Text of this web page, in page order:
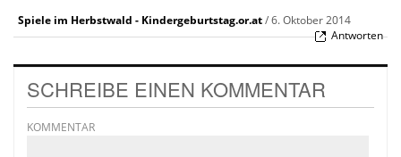
Spiele im Herbstwald - Kindergeburtstag.or.at/6. Oktober 2014
Antworten
SCHREIBE EINEN KOMMENTAR
KOMMENTAR